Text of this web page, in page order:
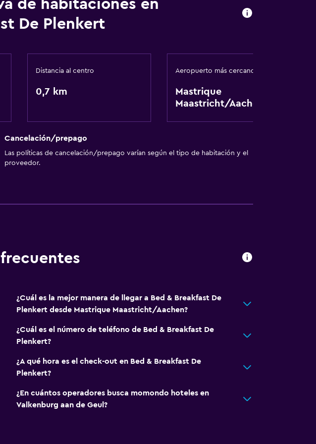
Baño
Baño privado
Ducha italiana
Enchufe cerca de la cama
Perchero
Armario o clóset
Comedor
Menús para dietas especiales (bajo petición)
La comida se puede entregar en el alojamiento
Máquina expendedora (bebidas)
de habitaciones en
De Plenkert
Distancia al centro
0,7 km
Aeropuerto más cercano
Mastrique
Maastricht/Aachen
Cancelación/prepago
Las políticas de cancelación/prepago varían según el tipo de habitación y el
proveedor.
¿Cuál es la mejor manera de llegar a Bed & Breakfast De
Plenkert desde Mastrique Maastricht/Aachen?
¿Cuál es el número de teléfono de Bed & Breakfast De
Plenkert?
¿A qué hora es el check-out en Bed & Breakfast De
Plenkert?
¿En cuántos operadores busca momondo hoteles en
Valkenburg aan de Geul?